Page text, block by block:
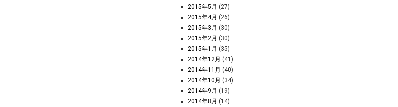
2015年5月 (27)
2015年4月 (26)
2015年3月 (30)
2015年2月 (30)
2015年1月 (35)
2014年12月 (41)
2014年11月 (40)
2014年10月 (34)
2014年9月 (19)
2014年8月 (14)